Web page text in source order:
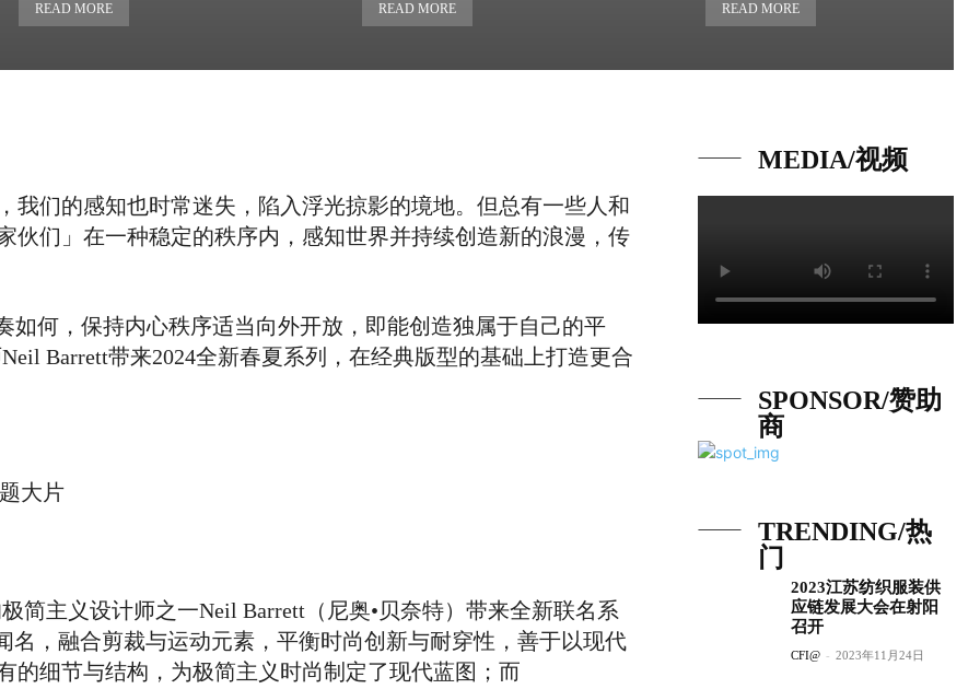
READ MORE READ MORE READ MORE
我们的感知也时常迷失，陷入浮光掠影的境地。但总有一些人和
伙们」在一种稳定的秩序内，感知世界并持续创造新的浪漫，传
如何，保持内心秩序适当向外开放，即能创造独属于自己的平
Barrett带来2024全新春夏系列，在经典版型的基础上打造更合
大片
简主义设计师之一Neil Barrett（尼奥•贝奈特）带来全新联名系
名，融合剪裁与运动元素，平衡时尚创新与耐穿性，善于以现代
的细节与结构，为极简主义时尚制定了现代蓝图；而
MEDIA/视频
SPONSOR/赞助
商
TRENDING/热
门
2023江苏纺织服装供
应链发展大会在射阳
召开
CFI@ - 2023年11月24日